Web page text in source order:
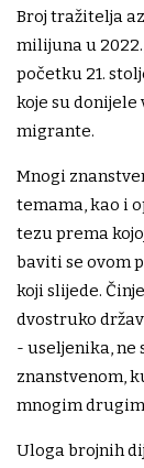
Broj tražitelja
milijuna u
početku 21.
koje su
migrante.
Mnogi
temama, kao i
tezu prema
baviti se ovom
koji slijede.
dvostruko
- useljenika, ne
znanstvenom,
mnogim
Uloga brojnih